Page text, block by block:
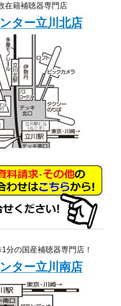
在籍補聴器専門店
ター立川北店
分の国産補聴器専門店！
ター立川南店